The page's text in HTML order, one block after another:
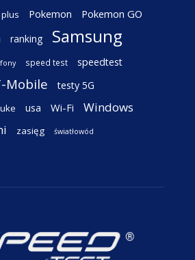
plus Pokemon Pokemon GO
ranking Samsung
speed test speedtest
Mobile testy 5G
uke usa Wi-Fi Windows
zasięg światłowód